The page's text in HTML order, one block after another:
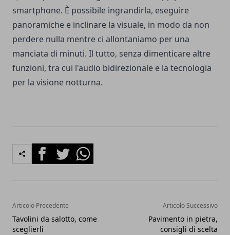
smartphone. È possibile ingrandirla, eseguire
panoramiche e inclinare la visuale, in modo da non
perdere nulla mentre ci allontaniamo per una
manciata di minuti. Il tutto, senza dimenticare altre
funzioni, tra cui l'audio bidirezionale e la tecnologia
per la visione notturna.
FacebookTwitterWhatsapp
Articolo Precedente
Tavolini da salotto, come
sceglierli
Articolo Successivo
Pavimento in pietra,
consigli di scelta